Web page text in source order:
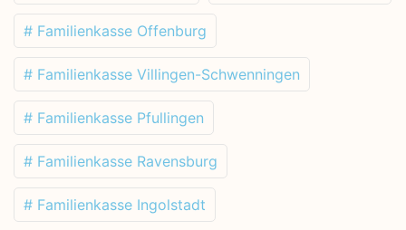
# Familienkasse Offenburg
# Familienkasse Villingen-Schwenningen
# Familienkasse Pfullingen
# Familienkasse Ravensburg
# Familienkasse Ingolstadt